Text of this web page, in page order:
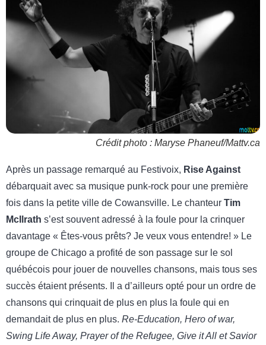
Crédit photo : Maryse Phaneuf/Mattv.ca
Après un passage remarqué au Festivoix, Rise Against
débarquait avec sa musique punk-rock pour une première
fois dans la petite ville de Cowansville. Le chanteur Tim
McIlrath s’est souvent adressé à la foule pour la crinquer
davantage « Êtes-vous prêts? Je veux vous entendre! » Le
groupe de Chicago a profité de son passage sur le sol
québécois pour jouer de nouvelles chansons, mais tous ses
succès étaient présents. Il a d’ailleurs opté pour un ordre de
chansons qui crinquait de plus en plus la foule qui en
demandait de plus en plus. Re-Education, Hero of war,
Swing Life Away, Prayer of the Refugee, Give it All et Savior